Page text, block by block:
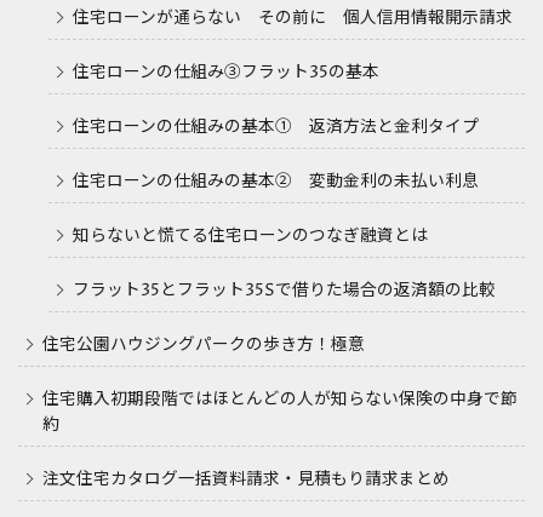
住宅ローンが通らない その前に 個人信用情報開示請求
住宅ローンの仕組み③フラット35の基本
住宅ローンの仕組みの基本① 返済方法と金利タイプ
住宅ローンの仕組みの基本② 変動金利の未払い利息
知らないと慌てる住宅ローンのつなぎ融資とは
フラット35とフラット35Sで借りた場合の返済額の比較
住宅公園ハウジングパークの歩き方！極意
住宅購入初期段階ではほとんどの人が知らない保険の中身で節
約
注文住宅カタログ一括資料請求・見積もり請求まとめ